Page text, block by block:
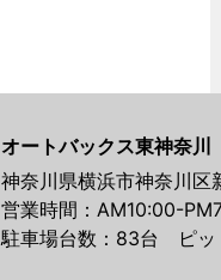
オートバックス東神奈川
神奈川県横浜市神奈川区
営業時間：AM10:00-
駐車場台数：83台 ピッ